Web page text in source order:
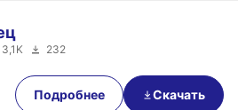
00:40
3,1K 232
Подробнее Скачать